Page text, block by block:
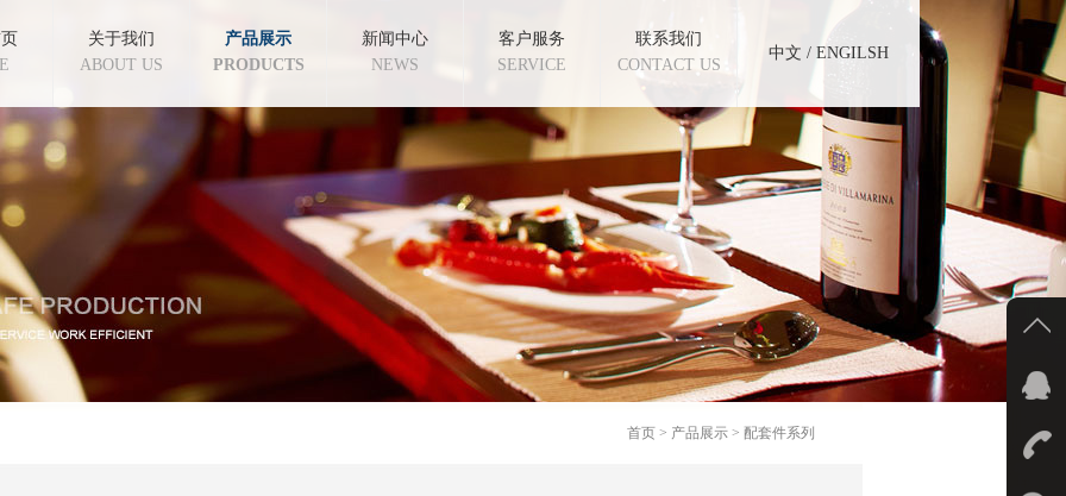
关于我们
ABOUT US
产品展示
PRODUCTS
新闻中心
NEWS
客户服务
SERVICE
联系我们
CONTACT US
中文 / ENGILSH
首页 > 产品展示 > 配套件系列